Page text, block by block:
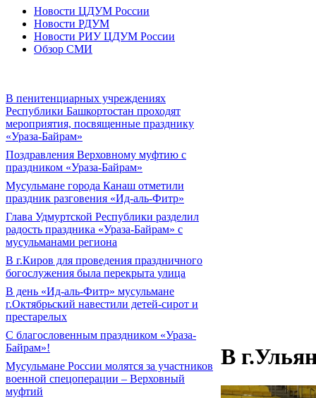
Новости ЦДУМ России
Новости РДУМ
Новости РИУ ЦДУМ России
Обзор СМИ
В пенитенциарных учреждениях
Республики Башкортостан проходят
мероприятия, посвященные празднику
«Ураза-Байрам»
Поздравления Верховному муфтию с
праздником «Ураза-Байрам»
Мусульмане города Канаш отметили
праздник разговения «Ид-аль-Фитр»
Глава Удмуртской Республики разделил
радость праздника «Ураза-Байрам» с
мусульманами региона
В г.Киров для проведения праздничного
богослужения была перекрыта улица
В день «Ид-аль-Фитр» мусульмане
г.Октябрьский навестили детей-сирот и
престарелых
С благословенным праздником «Ураза-
Байрам»!
Мусульмане России молятся за участников
военной спецоперации – Верховный
муфтий
В